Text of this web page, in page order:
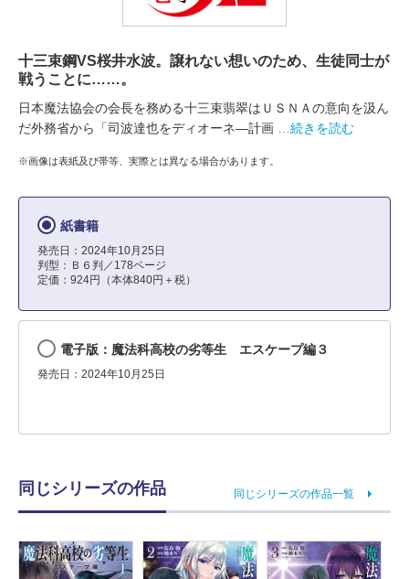
十三束鋼VS桜井水波。譲れない想いのため、生徒同士が
戦うことに……。
日本魔法協会の会長を務める十三束翡翠はＵＳＮＡの意向を汲ん
だ外務省から「司波達也をディオーネ―計画
…続きを読む
※画像は表紙及び帯等、実際とは異なる場合があります。
紙書籍
発売日：2024年10月25日
判型：Ｂ６判／178ページ
定価：924円（本体840円＋税）
電子版：魔法科高校の劣等生 エスケープ編３
発売日：2024年10月25日
同じシリーズの作品 同じシリーズの作品一覧